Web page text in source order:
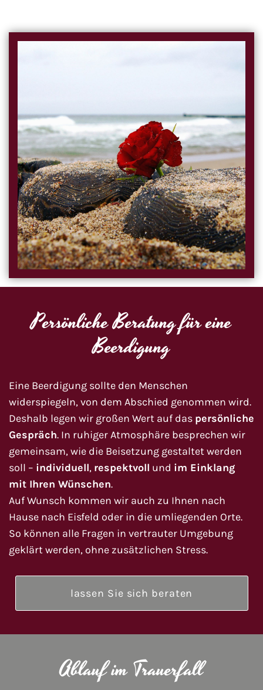
Persönliche Beratung für eine
Beerdigung
Eine Beerdigung sollte den Menschen
widerspiegeln, von dem Abschied genommen wird.
Deshalb legen wir großen Wert auf das persönliche
Gespräch. In ruhiger Atmosphäre besprechen wir
gemeinsam, wie die Beisetzung gestaltet werden
soll – individuell, respektvoll und im Einklang
mit Ihren Wünschen.
Auf Wunsch kommen wir auch zu Ihnen nach
Hause nach Eisfeld oder in die umliegenden Orte.
So können alle Fragen in vertrauter Umgebung
geklärt werden, ohne zusätzlichen Stress.
lassen Sie sich beraten
Ablauf im Trauerfall